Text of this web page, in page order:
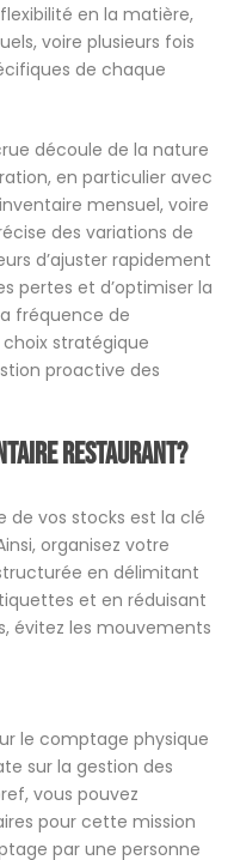
en la matière,
voire plusieurs fois
de chaque
découle de la nature
en particulier avec
mensuel, voire
des variations de
d’ajuster rapidement
pertes et d’optimiser la
fréquence de
stratégique
proactive des
restaurant?
de vos stocks est la clé
organisez votre
en délimitant
et en réduisant
évitez les mouvements
le comptage physique
sur la gestion des
vous pouvez
pour cette mission
par une personne